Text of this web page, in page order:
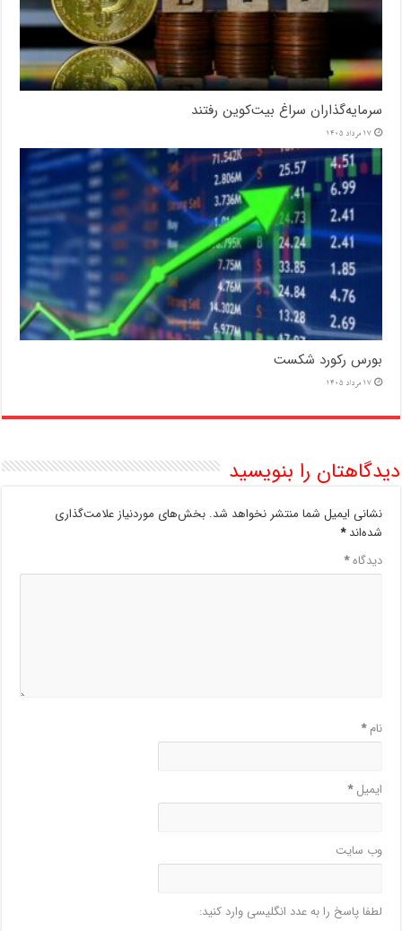
سرمایه‌گذاران سراغ بیت‌کوین رفتند
17 مرداد 1405
بورس رکورد شکست
17 مرداد 1405
دیدگاهتان را بنویسید
نشانی ایمیل شما منتشر نخواهد شد. بخش‌های موردنیاز علامت‌گذاری
شده‌اند*
دیدگاه*
نام*
ایمیل*
وب‌ سایت
لطفا پاسخ را به عدد انگلیسی وارد کنید: